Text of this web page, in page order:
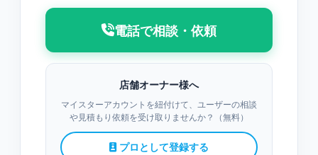
電話で相談・依頼
店舗オーナー様へ
マイスターアカウントを紐付けて、ユーザーの相談
や見積もり依頼を受け取りませんか？（無料）
プロとして登録する